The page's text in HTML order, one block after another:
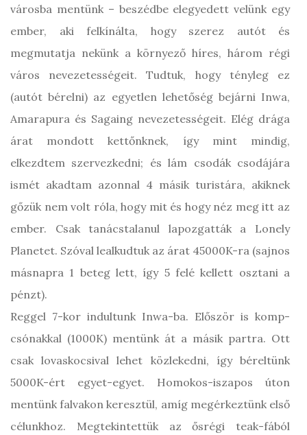
városba mentünk – beszédbe elegyedett velünk egy
ember, aki felkínálta, hogy szerez autót és
megmutatja nekünk a környező híres, három régi
város nevezetességeit. Tudtuk, hogy tényleg ez
(autót bérelni) az egyetlen lehetőség bejárni Inwa,
Amarapura és Sagaing nevezetességeit. Elég drága
árat mondott kettőnknek, így mint mindig,
elkezdtem szervezkedni; és lám csodák csodájára
ismét akadtam azonnal 4 másik turistára, akiknek
gőzük nem volt róla, hogy mit és hogy néz meg itt az
ember. Csak tanácstalanul lapozgatták a Lonely
Planetet. Szóval lealkudtuk az árat 45000K-ra (sajnos
másnapra 1 beteg lett, így 5 felé kellett osztani a
pénzt).
Reggel 7-kor indultunk Inwa-ba. Először is komp-
csónakkal (1000K) mentünk át a másik partra. Ott
csak lovaskocsival lehet közlekedni, így béreltünk
5000K-ért egyet-egyet. Homokos-iszapos úton
mentünk falvakon keresztül, amíg megérkeztünk első
célunkhoz. Megtekintettük az ősrégi teak-fából